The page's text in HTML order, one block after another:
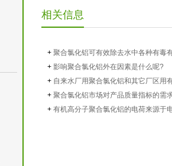
相关信息
+ 聚合氯化铝​可有效除去水中各种有毒
+ 影响聚合氯化铝​外在因素是什么呢?
+ 自来水厂用聚合氯化铝​和其它厂区用
+ 聚合氯化铝​市场对产品质量指标的需
+ 有机高分子聚合氯化铝​的电荷来源于